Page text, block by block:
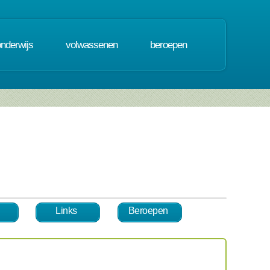
volwassenen beroepen
Links Beroepen